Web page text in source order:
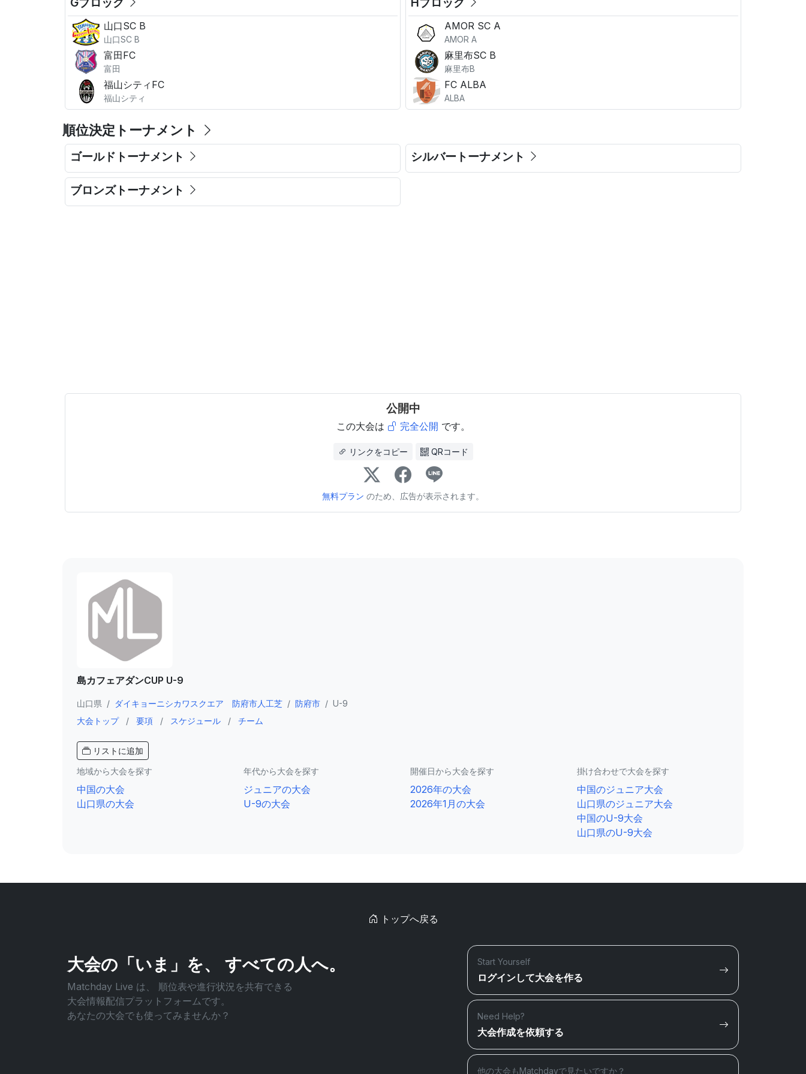
山口SC B
山口SC B
富田FC
富田
福山シティFC
福山シティ
AMOR SC A
AMOR A
麻里布SC B
麻里布B
FC ALBA
ALBA
順位決定トーナメント
ゴールドトーナメント シルバートーナメント
ブロンズトーナメント
公開中
この大会は 完全公開 です。
リンクをコピー QRコード
無料プラン のため、広告が表示されます。
島カフェアダンCUP U-9
山口県 / ダイキョーニシカワスクエア 防府市人工芝 / 防府市 / U-9
大会トップ
/ 要項 / スケジュール / チーム
リストに追加
地域から大会を探す
中国の大会
山口県の大会
年代から大会を探す
ジュニアの大会
U-9の大会
開催日から大会を探す
2026年の大会
2026年1月の大会
掛け合わせで大会を探す
中国のジュニア大会
山口県のジュニア大会
中国のU-9大会
山口県のU-9大会
トップへ戻る
大会の「いま」を、 すべての人へ。
Matchday Live は、 順位表や進行状況を共有できる
大会情報配信プラットフォームです。
あなたの大会でも使ってみませんか？
Start Yourself
ログインして大会を作る
Need Help?
大会作成を依頼する
他の大会もMatchdayで見たいですか？